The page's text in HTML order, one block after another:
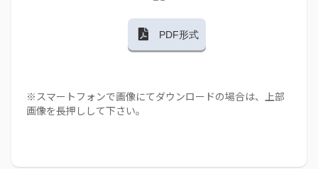
PDF形式
※スマートフォンで画像にてダウンロードの場合は、上部
画像を長押しして下さい。